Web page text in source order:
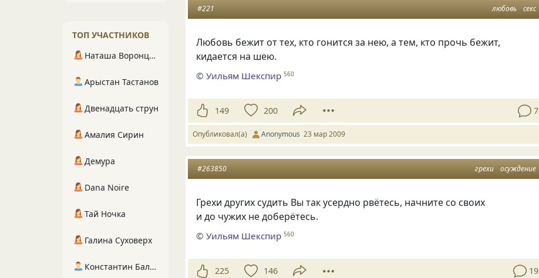
любовь секс
#221
Любовь бежит от тех, кто гонится за нею, а тем, кто прочь бежит,
кидается на шею.
©Уильям Шекспир 560
149 200 7
Опубликовал(а) Anonymous 23 мар 2009
грехи осуждение
#263850
Грехи других судить Вы так усердно рвётесь, начните со своих
и до чужих не доберётесь.
©Уильям Шекспир 560
225 146 19
ТОП УЧАСТНИКОВ
Наташа Воронцова
Арыстан Тастанов
Двенадцать струн
Амалия Сирин
Демура
Dana Noire
Тай Ночка
Галина Суховерх
Константин Балухта